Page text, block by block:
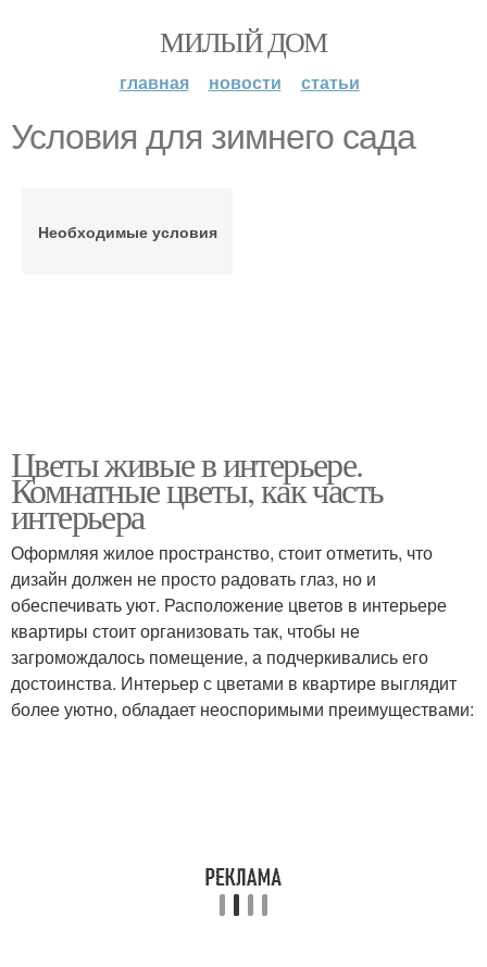
МИЛЫЙ ДОМ
главная новости статьи
Условия для зимнего сада
Необходимые условия
Цветы живые в интерьере.
Комнатные цветы, как часть
интерьера
Оформляя жилое пространство, стоит отметить, что
дизайн должен не просто радовать глаз, но и
обеспечивать уют. Расположение цветов в интерьере
квартиры стоит организовать так, чтобы не
загромождалось помещение, а подчеркивались его
достоинства. Интерьер с цветами в квартире выглядит
более уютно, обладает неоспоримыми преимуществами: